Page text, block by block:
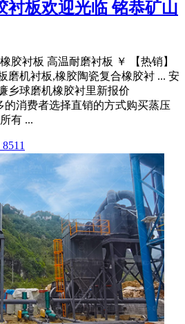
衬板欢迎光临 铭恭矿山
胶衬板 高温耐磨衬板 ￥ 【热销】
磨机衬板,橡胶陶瓷复合橡胶衬 ... 安
乡球磨机橡胶衬里新报价
的消费者选择直销的方式购买蒸压
有 ...